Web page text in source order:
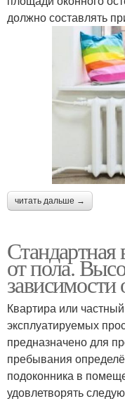
должно составлять
читать дальше →
Стандартная
от пола.
Квартира или
эксплуатируемых
предназначено для
пребывания
подоконника в
удовлетворять